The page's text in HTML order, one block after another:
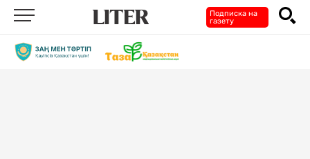
Подписка на
газету